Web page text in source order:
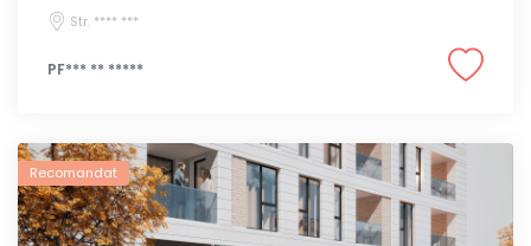
Str. **** ***
PF*** ** *****
Recomandat